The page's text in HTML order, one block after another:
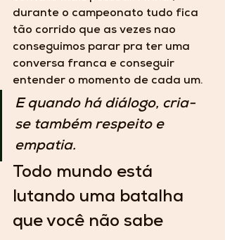
durante o campeonato tudo fica
tão corrido que as vezes nao
conseguimos parar pra ter uma
conversa franca e conseguir
entender o momento de cada um.
E quando há diálogo, cria-
se também respeito e
empatia.
Todo mundo está
lutando uma batalha
que você não sabe